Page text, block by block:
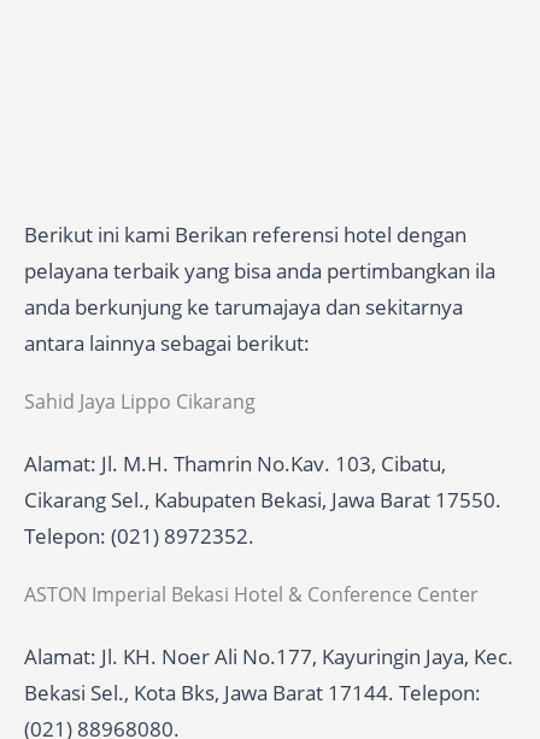
Berikut ini kami Berikan referensi hotel dengan
pelayana terbaik yang bisa anda pertimbangkan ila
anda berkunjung ke tarumajaya dan sekitarnya
antara lainnya sebagai berikut:
Sahid Jaya Lippo Cikarang
Alamat: Jl. M.H. Thamrin No.Kav. 103, Cibatu,
Cikarang Sel., Kabupaten Bekasi, Jawa Barat 17550.
Telepon: (021) 8972352.
ASTON Imperial Bekasi Hotel & Conference Center
Alamat: Jl. KH. Noer Ali No.177, Kayuringin Jaya, Kec.
Bekasi Sel., Kota Bks, Jawa Barat 17144. Telepon:
(021) 88968080.